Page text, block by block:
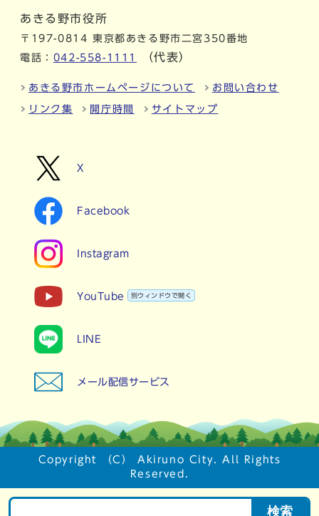
検索
あきる野市役所
〒197-0814 東京都あきる野市二宮350番地
電話： 042-558-1111 （代表）
あきる野市ホームページについて お問い合わせ
リンク集 開庁時間 サイトマップ
X
Facebook
Instagram
YouTube 別ウィンドウで開く
LINE
メール配信サービス
Copyright （C） Akiruno City. All Rights
Reserved.